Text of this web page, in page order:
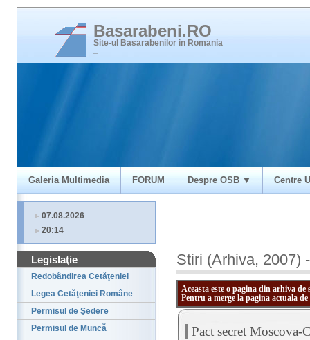
Basarabeni.RO
Site-ul Basarabenilor in Romania
Galeria Multimedia FORUM Despre OSB ▼ Centre
07.08.2026
20:14
Legislaţie
Redobândirea Cetăţeniei
Legea Cetăţeniei Române
Permisul de Şedere
Permisul de Muncă
Stiri (Arhiva, 2007)
Aceasta este o pagina din arhiva
Pentru a merge la pagina actuala
Pact secret Moscova-